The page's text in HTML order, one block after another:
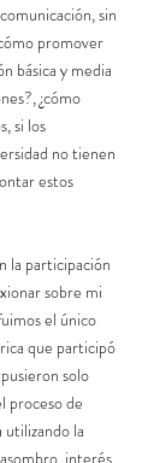
sin
promover
básica y media
¿cómo
si los
no tienen
estos
la participación
sobre mi
el único
que participó
solo
proceso de
utilizando la
interés,